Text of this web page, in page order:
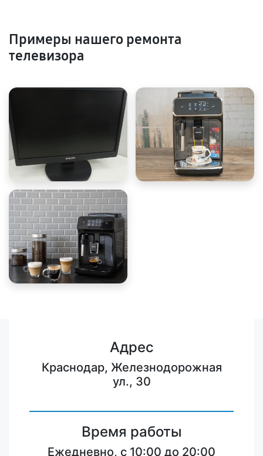
Примеры нашего ремонта
телевизора
Адрес
Краснодар, Железнодорожная
ул., 30
Время работы
Ежедневно, с 10:00 до 20:00